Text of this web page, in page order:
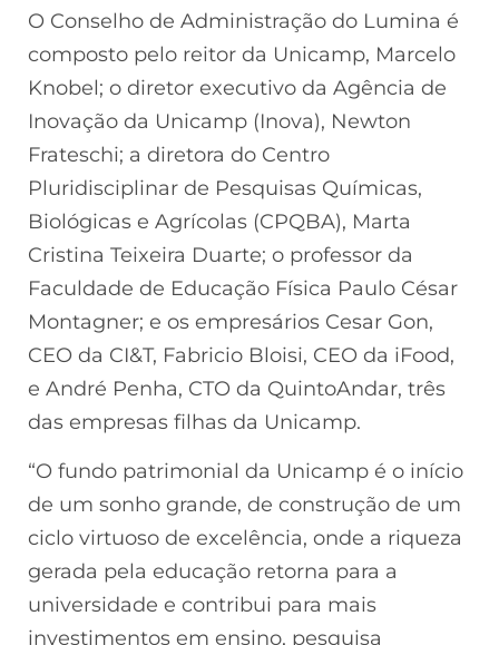
O Conselho de Administração do Lumina é
composto pelo reitor da Unicamp, Marcelo
Knobel; o diretor executivo da Agência de
Inovação da Unicamp (Inova), Newton
Frateschi; a diretora do Centro
Pluridisciplinar de Pesquisas Químicas,
Biológicas e Agrícolas (CPQBA), Marta
Cristina Teixeira Duarte; o professor da
Faculdade de Educação Física Paulo César
Montagner; e os empresários Cesar Gon,
CEO da CI&T, Fabricio Bloisi, CEO da iFood,
e André Penha, CTO da QuintoAndar, três
das empresas filhas da Unicamp.
“O fundo patrimonial da Unicamp é o início
de um sonho grande, de construção de um
ciclo virtuoso de excelência, onde a riqueza
gerada pela educação retorna para a
universidade e contribui para mais
investimentos em ensino, pesquisa